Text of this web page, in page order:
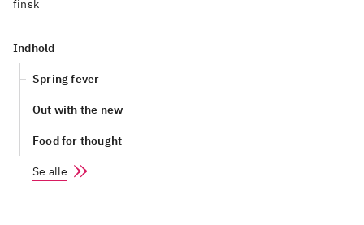
finsk
Indhold
Spring fever
Out with the new
Food for thought
Se alle